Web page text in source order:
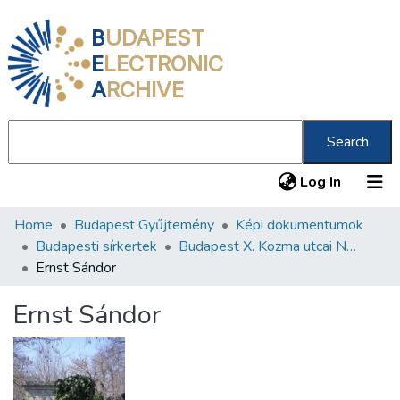
BUDAPEST
ELECTRONIC
ARCHIVE
Search
Log In (current)
Communities & Collections
All of DSpace
About us
Home Budapest Gyűjtemény
Képi dokumentumok
Budapesti sírkertek
Budapest X. Kozma utcai Neológ Zsidó Temető
Ernst Sándor
Ernst Sándor